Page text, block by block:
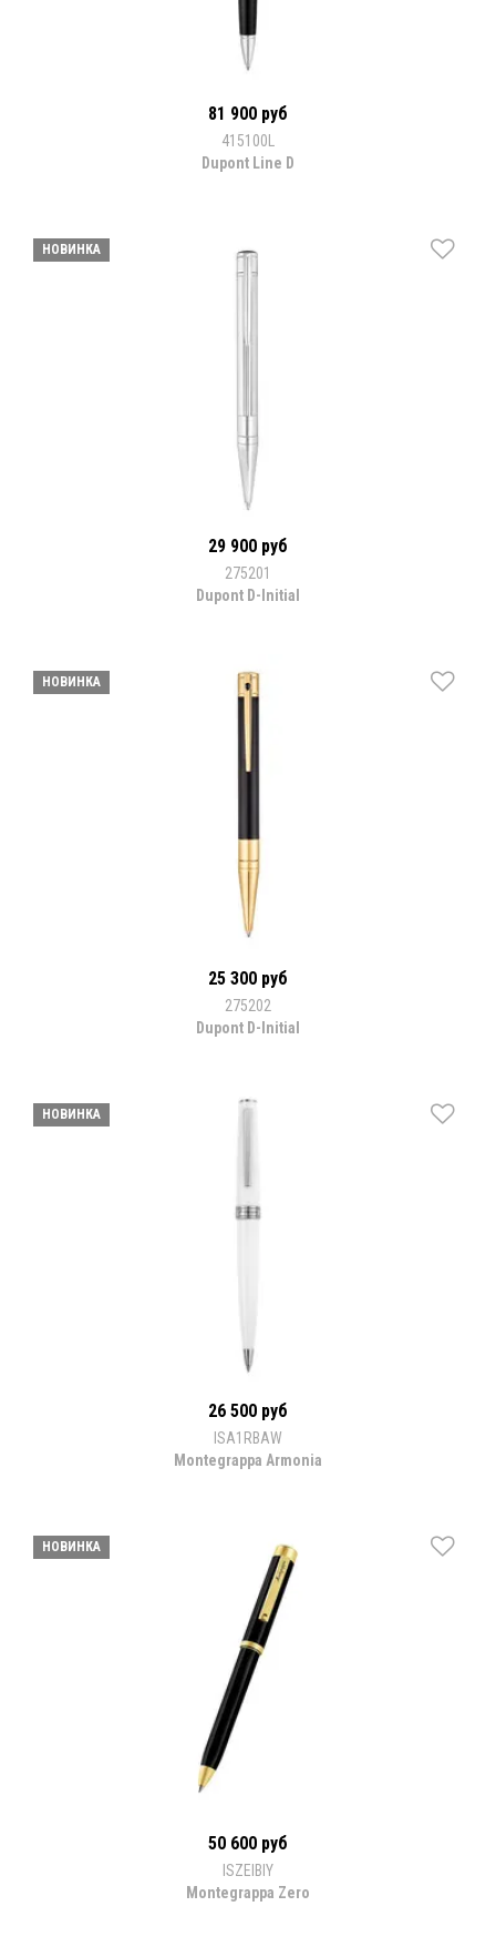
81 900 руб
415100L
Dupont Line D
НОВИНКА
29 900 руб
275201
Dupont D-Initial
НОВИНКА
25 300 руб
275202
Dupont D-Initial
НОВИНКА
26 500 руб
ISA1RBAW
Montegrappa Armonia
НОВИНКА
50 600 руб
ISZEIBIY
Montegrappa Zero